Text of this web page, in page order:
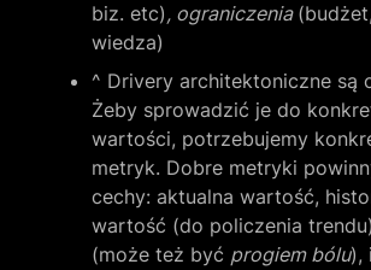
biz. etc), ograniczenia
wiedza)
^ Drivery architektoniczne są
Żeby sprowadzić je do
wartości, potrzebujemy
metryk. Dobre metryki
cechy: aktualna wartość,
wartość (do policzenia
(może też być progiem bólu),